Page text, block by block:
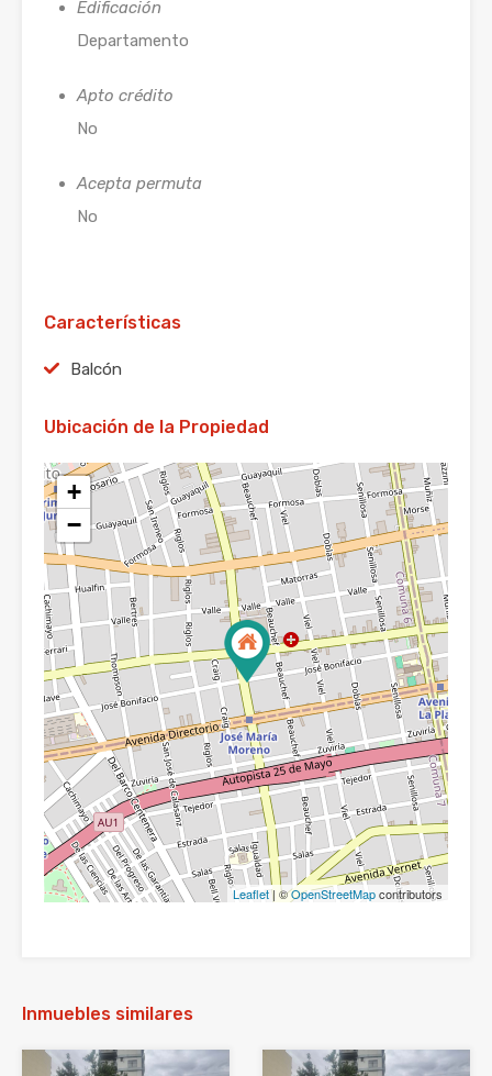
Edificación
Departamento
Apto crédito
No
Acepta permuta
No
Características
Balcón
Ubicación de la Propiedad
+
−
Leaflet| ©OpenStreetMapcontributors
Inmuebles similares